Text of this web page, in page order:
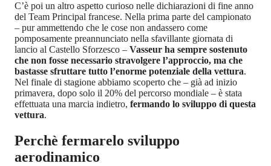
C’è poi un altro aspetto curioso nelle dichiarazioni di fine anno
del Team Principal francese. Nella prima parte del campionato
– pur ammettendo che le cose non andassero come
pomposamente preannunciato nella sfavillante giornata di
lancio al Castello Sforzesco – Vasseur ha sempre sostenuto
che non fosse necessario stravolgere l’approccio, ma che
bastasse sfruttare tutto l’enorme potenziale della vettura.
Nel finale di stagione abbiamo scoperto che – già ad inizio
primavera, dopo solo il 20% del percorso mondiale – è stata
effettuata una marcia indietro, fermando lo sviluppo di questa
vettura.
Perchè fermarelo sviluppo
aerodinamico